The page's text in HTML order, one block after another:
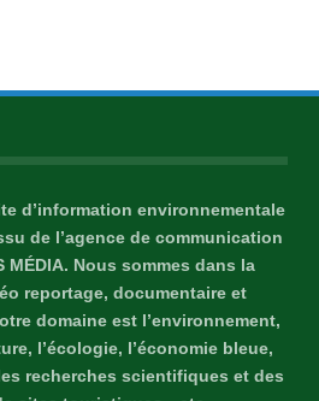
d’information environnementale
de l’agence de communication
MÉDIA. Nous sommes dans la
reportage, documentaire et
domaine est l’environnement,
l’écologie, l’économie bleue,
recherches scientifiques et des